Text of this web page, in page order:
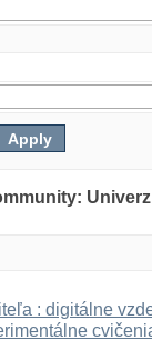
: digitálne